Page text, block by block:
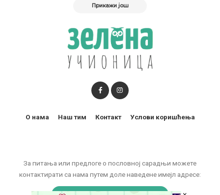
Прикажи још
За питања или предлоге о пословној сарадњи можете
контактирати са нама путем доле наведене имејл адресе:
О нама Наш тим Контакт Услови коришћења